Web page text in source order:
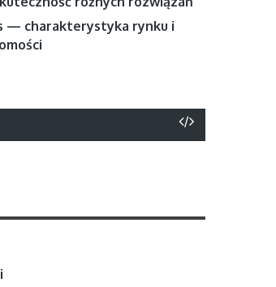
— charakterystyka rynku i